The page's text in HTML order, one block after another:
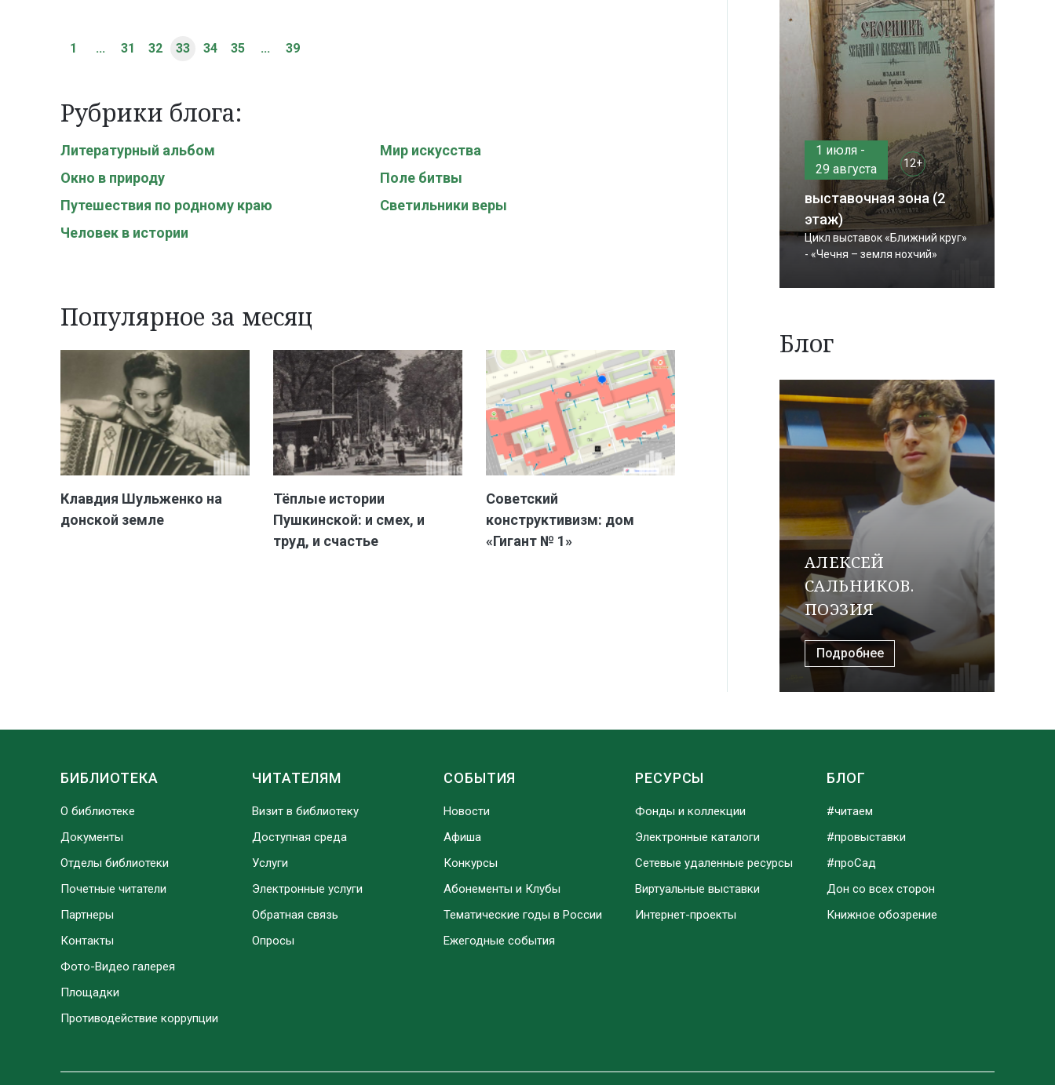
1 ... 31 32 33 34 35 ... 39
Рубрики блога:
Литературный альбом
Мир искусства
Окно в природу
Поле битвы
Путешествия по родному краю
Светильники веры
Человек в истории
Популярное за месяц
Клавдия Шульженко на
донской земле
Тёплые истории
Пушкинской: и смех, и
труд, и счастье
Советский
конструктивизм: дом
«Гигант № 1»
1 июля -
29 августа
12+
выставочная зона (2
этаж)
Цикл выставок «Ближний круг»
- «Чечня – земля нохчий»
Блог
АЛЕКСЕЙ
САЛЬНИКОВ.
ПОЭЗИЯ
Подробнее
БИБЛИОТЕКА
О библиотеке
Документы
Отделы библиотеки
Почетные читатели
Партнеры
Контакты
Фото-Видео галерея
Площадки
Противодействие коррупции
ЧИТАТЕЛЯМ
Визит в библиотеку
Доступная среда
Услуги
Электронные услуги
Обратная связь
Опросы
СОБЫТИЯ
Новости
Афиша
Конкурсы
Абонементы и Клубы
Тематические годы в России
Ежегодные события
РЕСУРСЫ
Фонды и коллекции
Электронные каталоги
Сетевые удаленные ресурсы
Виртуальные выставки
Интернет-проекты
БЛОГ
#читаем
#провыставки
#проСад
Дон со всех сторон
Книжное обозрение